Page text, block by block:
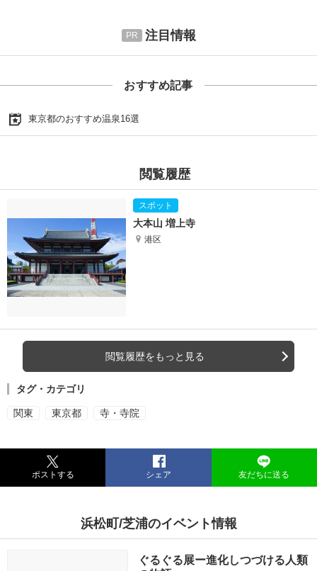
注目情報
おすすめ記事
東京都のおすすめ温泉16選
閲覧履歴
大本山 増上寺
港区
閲覧履歴をもっと見る
タグ・カテゴリ
関東 東京都 寺・寺院
ポストする シェア 友だちに送る
浜松町/芝浦のイベント情報
ぐるぐる展ー進化しつづける人類